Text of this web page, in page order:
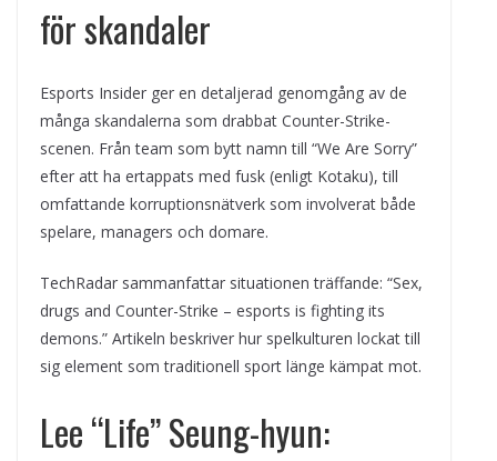
för skandaler
Esports Insider ger en detaljerad genomgång av de
många skandalerna som drabbat Counter-Strike-
scenen. Från team som bytt namn till “We Are Sorry”
efter att ha ertappats med fusk (enligt Kotaku), till
omfattande korruptionsnätverk som involverat både
spelare, managers och domare.
TechRadar sammanfattar situationen träffande: “Sex,
drugs and Counter-Strike – esports is fighting its
demons.” Artikeln beskriver hur spelkulturen lockat till
sig element som traditionell sport länge kämpat mot.
Lee “Life” Seung-hyun: